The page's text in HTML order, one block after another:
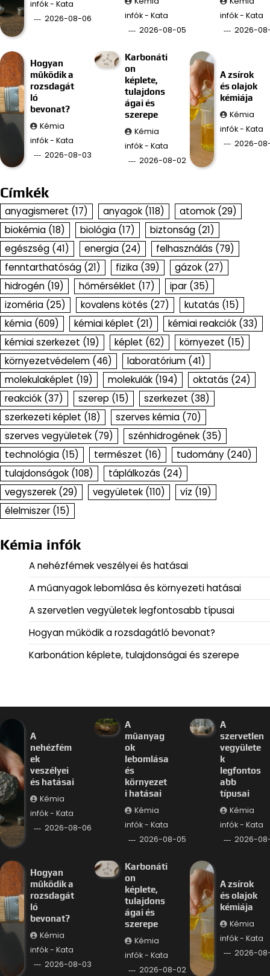
infók - Kata
2026-08-06
infók - Kata
2026-08-05
infók - Kata
2026-
Hogyan
működik a
rozsdagát
ló
bevonat?
Kémia
infók - Kata
2026-08-03
Karbonáti
on
képlete,
tulajdons
ágai és
szerepe
Kémia
infók - Kata
2026-08-02
A zsírok
és olajok
kémiája
Kémia
infók - Kata
2026-
Címkék
anyagismeret (17) anyagok (118) atomok (29)
biokémia (18) biológia (17) biztonság (21)
egészség (41) energia (24) felhasználás (79)
fenntarthatóság (21) fizika (39) gázok (27)
hidrogén (19) hőmérséklet (17) ipar (35)
izoméria (25) kovalens kötés (27) kutatás (15)
kémia (609) kémiai képlet (21) kémiai reakciók (33)
kémiai szerkezet (19) képlet (62) környezet (15)
környezetvédelem (46) laboratórium (41)
molekulaképlet (19) molekulák (194) oktatás (24)
reakciók (37) szerep (15) szerkezet (38)
szerkezeti képlet (18) szerves kémia (70)
szerves vegyületek (79) szénhidrogének (35)
technológia (15) természet (16) tudomány (240)
tulajdonságok (108) táplálkozás (24)
vegyszerek (29) vegyületek (110) víz (19)
élelmiszer (15)
Kémia infók
A nehézfémek veszélyei és hatásai
A műanyagok lebomlása és környezeti hatásai
A szervetlen vegyületek legfontosabb típusai
Hogyan működik a rozsdagátló bevonat?
Karbonátion képlete, tulajdonságai és szerepe
A
nehézfém
ek
veszélyei
és hatásai
Kémia
infók - Kata
2026-08-06
A
műanyag
ok
lebomlása
és
környezet
i hatásai
Kémia
infók - Kata
2026-08-05
A
szervetlen
vegyülete
k
legfontos
abb
típusai
Kémia
infók - Kata
2026-
Hogyan
működik a
rozsdagát
ló
bevonat?
Kémia
infók - Kata
2026-08-03
Karbonáti
on
képlete,
tulajdons
ágai és
szerepe
Kémia
infók - Kata
2026-08-02
A zsírok
és olajok
kémiája
Kémia
infók - Kata
2026-